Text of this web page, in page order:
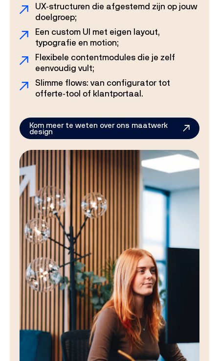
UX-structuren die afgestemd zijn op jouw
doelgroep;
Een custom UI met eigen layout,
typografie en motion;
Flexibele contentmodules die je zelf
eenvoudig vult;
Slimme flows: van configurator tot
offerte-tool of klantportaal.
Kom meer te weten over ons maatwerk
design